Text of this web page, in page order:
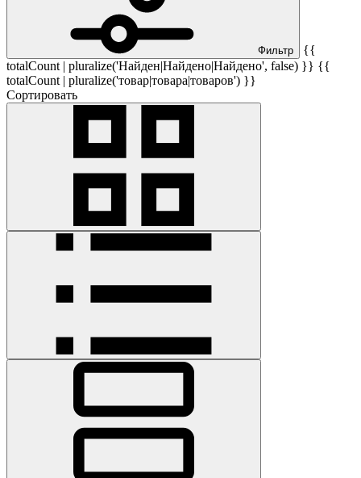
Фильтр
{{
totalCount | pluralize('Найден|Найдено|Найдено', false) }} {{
totalCount | pluralize('товар|товара|товаров') }}
Сортировать